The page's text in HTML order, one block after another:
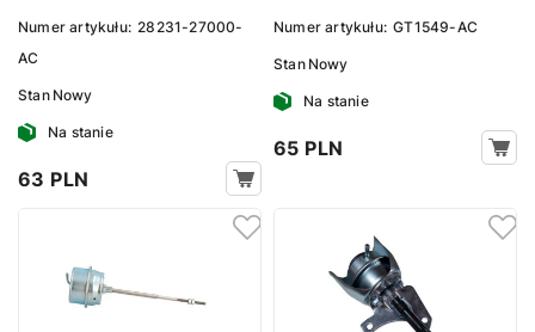
Numer artykułu: 28231-27000-
AC
Stan Nowy
Na stanie
63 PLN
Numer artykułu: GT1549-AC
Stan Nowy
Na stanie
65 PLN